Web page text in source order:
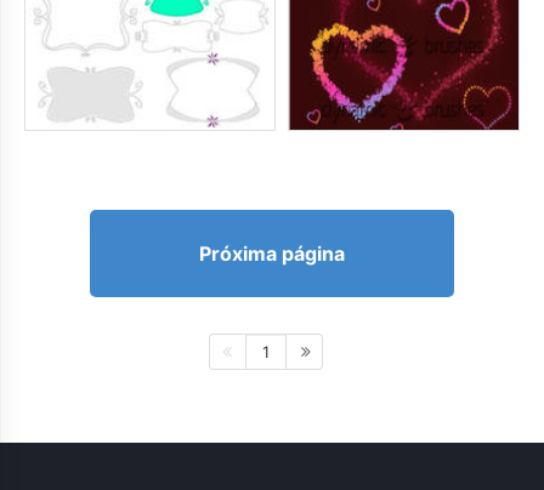
Próxima página
1